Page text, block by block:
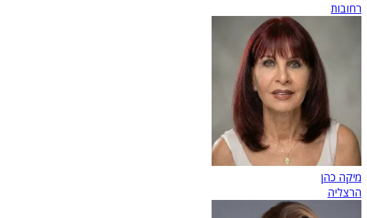
רחובות
מיקה כהן
הרצליה